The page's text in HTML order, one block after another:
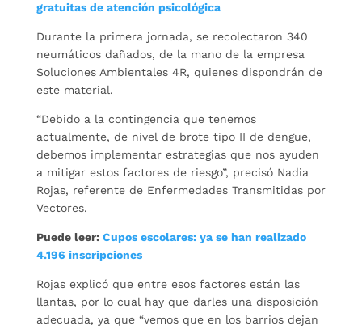
gratuitas de atención psicológica
Durante la primera jornada, se recolectaron 340
neumáticos dañados, de la mano de la empresa
Soluciones Ambientales 4R, quienes dispondrán de
este material.
“Debido a la contingencia que tenemos
actualmente, de nivel de brote tipo II de dengue,
debemos implementar estrategias que nos ayuden
a mitigar estos factores de riesgo”, precisó Nadia
Rojas, referente de Enfermedades Transmitidas por
Vectores.
Puede leer: Cupos escolares: ya se han realizado
4.196 inscripciones
Rojas explicó que entre esos factores están las
llantas, por lo cual hay que darles una disposición
adecuada, ya que “vemos que en los barrios dejan